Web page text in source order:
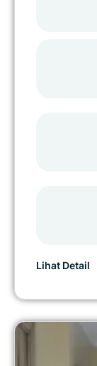
Lihat Detail